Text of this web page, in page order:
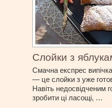
Слойки з
Смачна експрес
— це слойки з уже
Навіть недосвідченим
зробити ці ласощі, …